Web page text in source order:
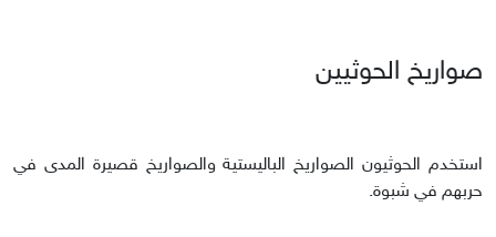
صواريخ الحوثيين
استخدم الحوثيون الصواريخ الباليستية والصواريخ قصيرة المدى في
حربهم في شبوة.